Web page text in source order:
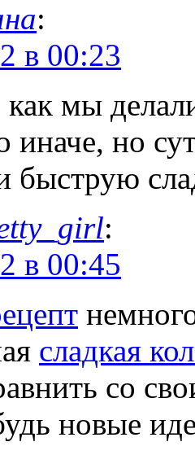
:
в 00:23
мы
но
быструю
:
в 00:45
сладкая
со
новые